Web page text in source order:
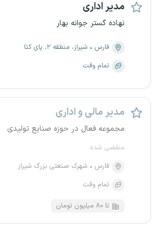
مدیر اداری
نهاده گستر جوانه بهار
فارس
شیراز، منطقه ۲، پای کتا
تمام وقت
مدیر مالی و اداری
مجموعه فعال در حوزه صنایع تولیدی
منقضی شده
فارس
شهرک صنعتی بزرگ شیراز
تمام وقت
تا ۸۰ میلیون تومان